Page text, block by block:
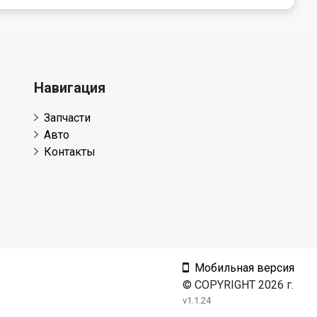
Навигация
Запчасти
Авто
Контакты
Мобильная версия
© COPYRIGHT 2026 г.
v1.1.24